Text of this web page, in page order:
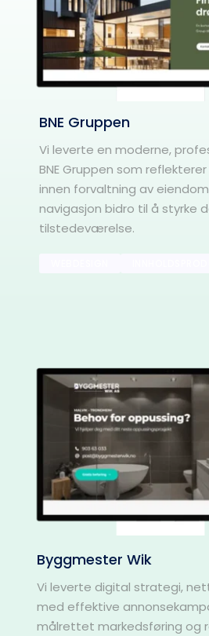
BNE Gruppen
Vi leverte en moderne,
BNE Gruppen som
innen forvaltning av
navigasjon bidro til å styrke
tilstedeværelse.
Byggmester Wik
Vi leverte digital strategi,
med effektive
målrettet markedsføring og